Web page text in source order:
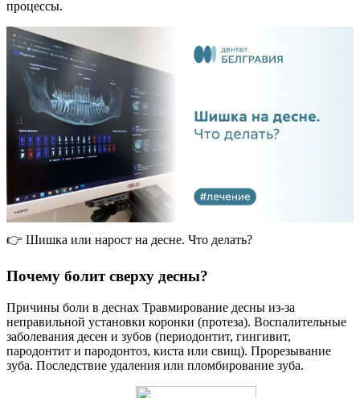
процессы.
👉 Шишка или нарост на десне. Что делать?
Почему болит сверху десны?
Причины боли в деснах Травмирование десны из-за
неправильной установки коронки (протеза). Воспалительные
заболевания десен и зубов (периодонтит, гингивит,
пародонтит и пародонтоз, киста или свищ). Прорезывание
зуба. Последствие удаления или пломбирование зуба.